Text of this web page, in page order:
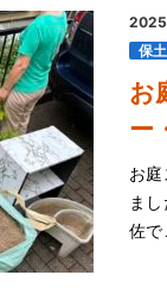
保
お
ー
お
ま
佐で